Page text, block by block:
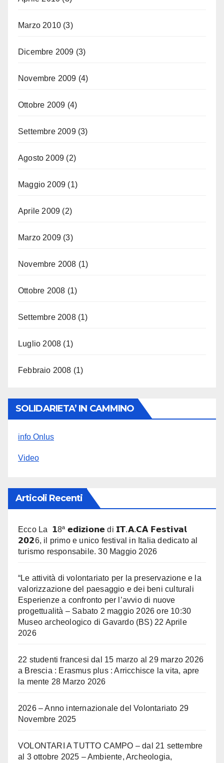
Marzo 2010 (3)
Dicembre 2009 (3)
Novembre 2009 (4)
Ottobre 2009 (4)
Settembre 2009(3)
Agosto 2009 (2)
Maggio 2009 (1)
Aprile 2009 (2)
Marzo 2009 (3)
Novembre 2008 (1)
Ottobre 2008 (1)
Settembre 2008(1)
Luglio 2008 (1)
Febbraio 2008 (1)
SOLIDARIETA’ IN CAMMINO
info Onlus
Video
Articoli Recenti
Ecco La 𝟭8ª 𝗲𝗱𝗶𝘇𝗶𝗼𝗻𝗲 di 𝗜𝗧.𝗔.𝗖𝗔̀ 𝗙𝗲𝘀𝘁𝗶𝘃𝗮𝗹
𝟮𝟬𝟮6, il primo e unico festival in Italia dedicato al
turismo responsabile. 30 Maggio 2026
“Le attività di volontariato per la preservazione e la
valorizzazione del paesaggio e dei beni culturali
Esperienze a confronto per l’avvio di nuove
progettualità – Sabato 2 maggio 2026 ore 10:30
Museo archeologico di Gavardo (BS) 22 Aprile
2026
22 studenti francesi dal 15 marzo al 29 marzo 2026
a Brescia : Erasmus plus : Arricchisce la vita, apre
la mente 28 Marzo 2026
2026 – Anno internazionale del Volontariato 29
Novembre 2025
VOLONTARI A TUTTO CAMPO – dal 21 settembre
al 3 ottobre 2025 – Ambiente, Archeologia,